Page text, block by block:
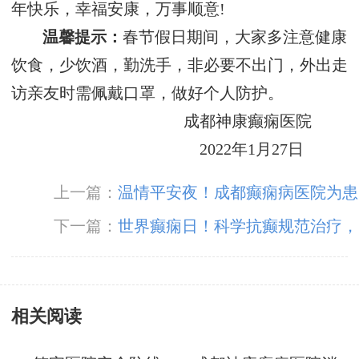
年快乐，幸福安康，万事顺意!
温馨提示：春节假日期间，大家多注意健康
饮食，少饮酒，勤洗手，非必要不出门，外出走
访亲友时需佩戴口罩，做好个人防护。
成都神康癫痫医院
2022年1月27日
上一篇：温情平安夜！成都癫痫病医院为患
者送苹果传递“平安”祝福！
下一篇：世界癫痫日！科学抗癫规范治疗，
成都癫痫病医院呼吁关爱癫痫患者群体。
相关阅读